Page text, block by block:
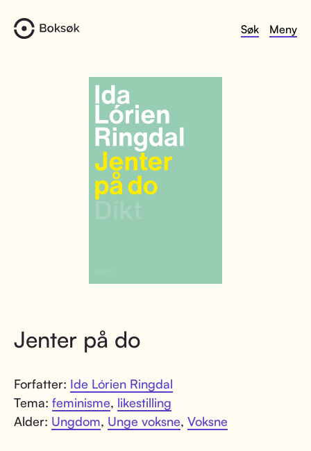
Søk Meny
Jenter på do
Forfatter: Ide Lórien Ringdal
Tema: feminisme, likestilling
Alder: Ungdom, Unge voksne, Voksne